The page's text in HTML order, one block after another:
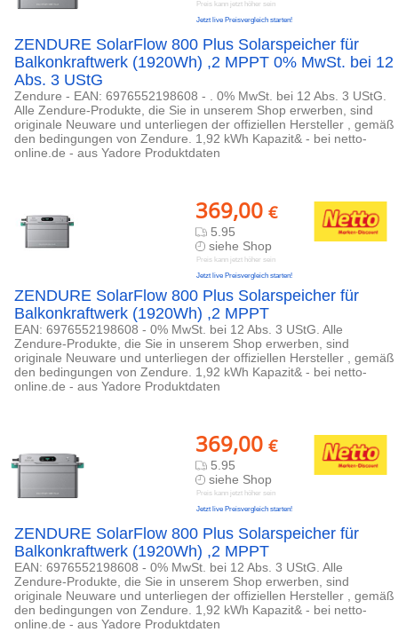
Preis kann jetzt höher sein
Jetzt live Preisvergleich starten!
ZENDURE SolarFlow 800 Plus Solarspeicher für
Balkonkraftwerk (1920Wh) ,2 MPPT 0% MwSt. bei 12
Abs. 3 UStG
Zendure - EAN: 6976552198608 - . 0% MwSt. bei 12 Abs. 3 UStG.
Alle Zendure-Produkte, die Sie in unserem Shop erwerben, sind
originale Neuware und unterliegen der offiziellen Hersteller , gemäß
den bedingungen von Zendure. 1,92 kWh Kapazit& - bei netto-
online.de - aus Yadore Produktdaten
369,00 €
5.95
siehe Shop
Preis kann jetzt höher sein
Jetzt live Preisvergleich starten!
ZENDURE SolarFlow 800 Plus Solarspeicher für
Balkonkraftwerk (1920Wh) ,2 MPPT
EAN: 6976552198608 - 0% MwSt. bei 12 Abs. 3 UStG. Alle
Zendure-Produkte, die Sie in unserem Shop erwerben, sind
originale Neuware und unterliegen der offiziellen Hersteller , gemäß
den bedingungen von Zendure. 1,92 kWh Kapazit& - bei netto-
online.de - aus Yadore Produktdaten
369,00 €
5.95
siehe Shop
Preis kann jetzt höher sein
Jetzt live Preisvergleich starten!
ZENDURE SolarFlow 800 Plus Solarspeicher für
Balkonkraftwerk (1920Wh) ,2 MPPT
EAN: 6976552198608 - 0% MwSt. bei 12 Abs. 3 UStG. Alle
Zendure-Produkte, die Sie in unserem Shop erwerben, sind
originale Neuware und unterliegen der offiziellen Hersteller , gemäß
den bedingungen von Zendure. 1,92 kWh Kapazit& - bei netto-
online.de - aus Yadore Produktdaten